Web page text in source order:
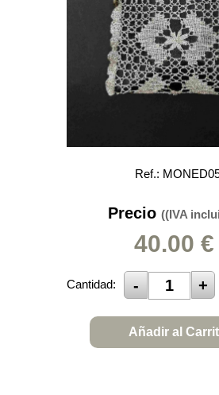
Ref.:
Precio ((IVA
40.00 €
Cantidad:
Añadir al